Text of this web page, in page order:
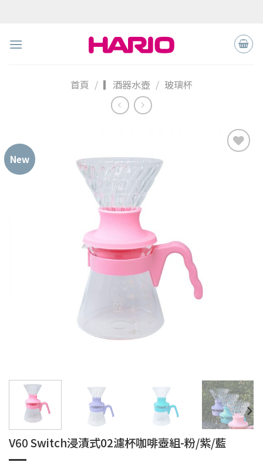
首頁 / ▎酒器水壺 / 玻璃杯
New
V60 Switch浸漬式02濾杯咖啡壺組-粉/紫/藍